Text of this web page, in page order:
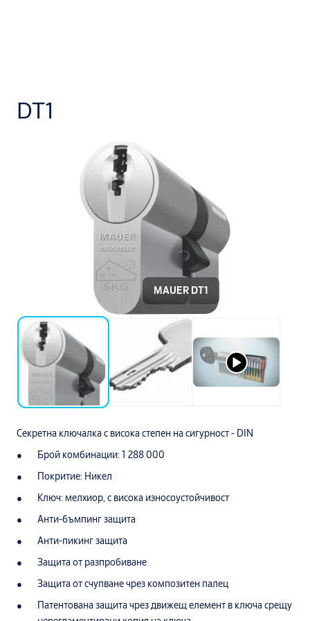
DT1
Секретна ключалка с висока степен на сигурност - DIN
Брой комбинации: 1 288 000
Покритие: Никел
Ключ: мелхиор, с висока износоустойчивост
Анти-бъмпинг защита
Анти-пикинг защита
Защита от разпробиване
Защита от счупване чрез композитен палец
Патентована защита чрез движещ елемент в ключа срещу
MAUER DT1